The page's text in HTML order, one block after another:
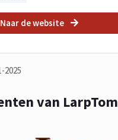
Naar de website
2025
van LarpTom